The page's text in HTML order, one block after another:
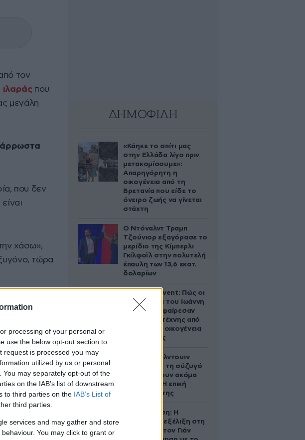
processing of your personal or
use the below opt-out section to
request is processed you may
utilized by us or personal
may separately opt-out of the
on the IAB’s list of downstream
to third parties on the IAB’s List of
third parties.
services and may gather and store
You may click to grant or
τον
ιλαράς που
μεγάλη
άρρωστα
που δεν
χάσω»,
τώρα
με
από τον
95.000
κάτω των
ΔΗΜΟΦΙΛΗ
«Κάηκε το σπίτι μας
στην Ελλάδα λίγο πριν
μετακομίσουμε»:
Απαρηγόρητη η
οικογένεια από τη
Βρετανία που είδε το
όνειρο ζωής να γίνεται
στάχτη
Ο Ντόναλντ Τραμπ
Τζούνιορ εξαγόρασε το
μερίδιο της Κίμπερλι
Γκίλφοϊλ στην πολυτελή
έπαυλη των 13,6 εκατ.
δολαρίων
Παλάτι Marivent: Πώς οι
κληρονόμοι του Ιωάννη
Σαριδάκη αφαίρεσαν
1.300 έργα τέχνης από
τη βασιλική οικογένεια
της Ισπανίας
Ο Άλεκ Μπάλντουιν
ζήτησε από τη σύζυγό
του να κάνουν ακόμα
ένα παιδί – Η επική
αντίδρασή της
Αθηνά Ωνάση: Η
απρόσμενη εξέλιξη στη
διαμάχη με τον Γιάν